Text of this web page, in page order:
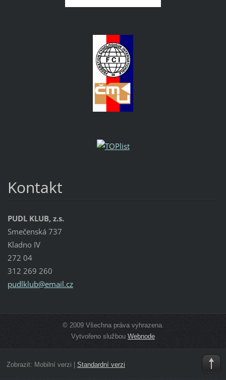
Kontakt
PUDL KLUB, z.s.
Smečenská 737
Kladno IV
272 04
312 269 260
pudlklub@email.cz
© 2009 Všechna práva vyhrazena.
Vytvořeno službouWebnode
Zobrazit: Mobilní verzi Standardní verzi